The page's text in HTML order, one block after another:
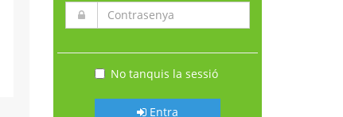
No tanquis la sessió
Entra